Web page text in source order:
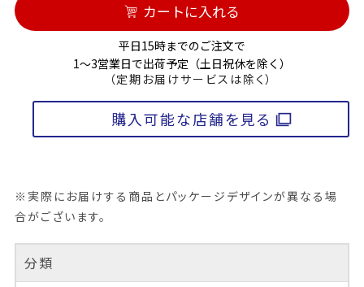
カートに入れる
平日15時までのご注文で
1～3営業日で出荷予定（土日祝休を除く）
（定期お届けサービスは除く）
購入可能な店舗を見る
※実際にお届けする商品とパッケージデザインが異なる場
合がございます。
分類